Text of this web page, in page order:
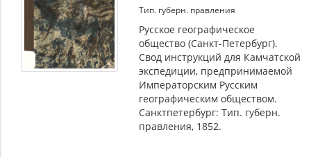
Тип. губерн. правления
Русское географическое
общество (Санкт-Петербург).
Свод инструкций для Камчатской
экспедиции, предпринимаемой
Императорским Русским
географическим обществом.
Санктпетербург: Тип. губерн.
правления, 1852.